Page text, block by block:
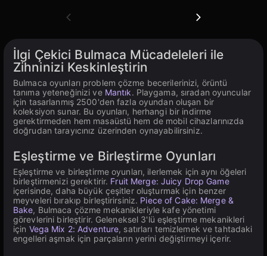
İlgi Çekici Bulmaca Mücadeleleri ile
Zihninizi Keskinleştirin
Bulmaca oyunları problem çözme becerilerinizi, örüntü
tanıma yeteneğinizi ve Mantık. Playgama, sıradan oyuncular
için tasarlanmış 2500'den fazla oyundan oluşan bir
koleksiyon sunar. Bu oyunları, herhangi bir indirme
gerektirmeden hem masaüstü hem de mobil cihazlarınızda
doğrudan tarayıcınız üzerinden oynayabilirsiniz.
Eşleştirme ve Birleştirme Oyunları
Eşleştirme ve birleştirme oyunları, ilerlemek için aynı öğeleri
birleştirmenizi gerektirir. Fruit Merge: Juicy Drop Game
içerisinde, daha büyük çeşitler oluşturmak için benzer
meyveleri bırakıp birleştirirsiniz. Piece of Cake: Merge &
Bake, Bulmaca çözme mekanikleriyle kafe yönetimi
görevlerini birleştirir. Geleneksel 3'lü eşleştirme mekanikleri
için Vega Mix 2: Adventure, satırları temizlemek ve tahtadaki
engelleri aşmak için parçaların yerini değiştirmeyi içerir.